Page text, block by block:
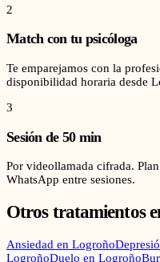
2
Match con tu psicóloga
Te emparejamos con la
disponibilidad horaria desde
3
Sesión de 50 min
Por videollamada cifrada.
WhatsApp entre sesiones.
Otros tratamientos
Ansiedad en Logroño
LogroñoDuelo en Logroño